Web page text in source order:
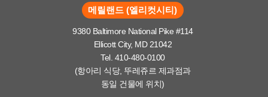
메릴랜드 (엘리컷시티)
9380 Baltimore National Pike #114
Ellicott City, MD 21042
Tel. 410-480-0100
(항아리 식당, 뚜레쥬르 제과점과
동일 건물에 위치)